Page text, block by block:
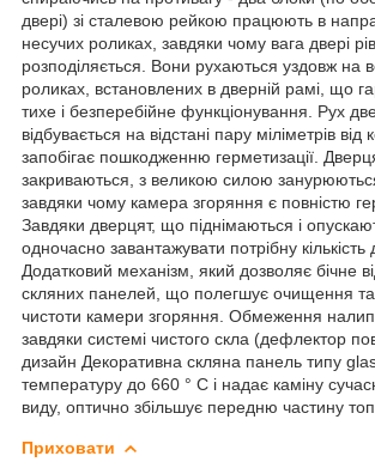
двері) зі сталевою рейкою працюють в
несучих роликах, завдяки чому вага двері
розподіляється. Вони рухаються уздовж на
роликах, встановлених в дверній рамі, що
тихе і безперебійне функціонування. Рух
відбувається на відстані пару міліметрів
запобігає пошкодженню герметизації.
закриваються, з великою силою
завдяки чому камера згоряння є повністю
Завдяки дверцят, що піднімаються і
одночасно завантажувати потрібну кількість
Додатковий механізм, який дозволяє бічне
скляних панелей, що полегшує очищення
чистоти камери згоряння. Обмеження
завдяки системі чистого скла (дефлектор
дизайн Декоративна скляна панель типу
температуру до 660 ° C і надає каміну
виду, оптично збільшує передню частину
Приховати